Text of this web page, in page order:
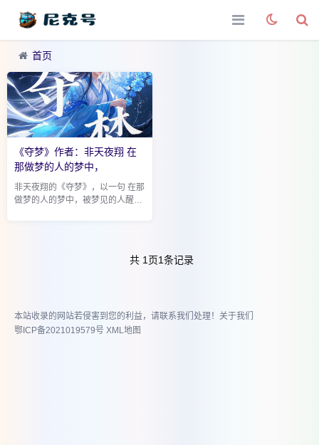
首页
《夺梦》作者：非天夜翔 在
那做梦的人的梦中，
非天夜翔的《夺梦》，以一句 在那
做梦的人的梦中，被梦见的人醒了
共 1 页1条记录
本站收录的网站若侵害到您的利益，请联系我们处理！ 关于我们
鄂ICP备2021019579号 XML地图